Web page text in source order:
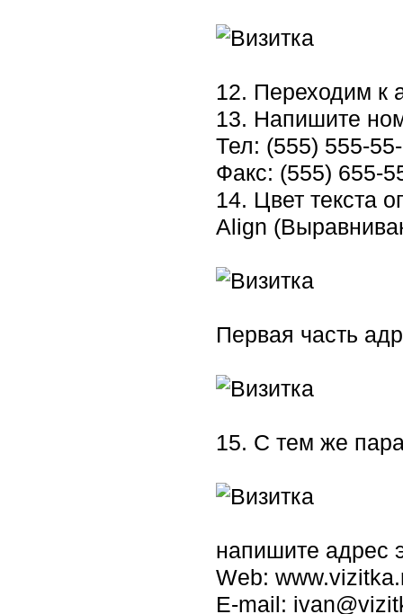
12. Переходим к
13. Напишите
Тел: (555) 555-
Факс: (555) 655-
14. Цвет текста
Align
Первая часть
15. С тем же
напишите адрес
Web:
E-mail: